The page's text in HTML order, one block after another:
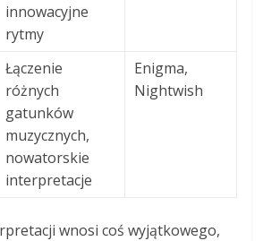
innowacyjne
rytmy
Łączenie
różnych
gatunków
muzycznych,
nowatorskie
interpretacje
Enigma,
Nightwish
wnosi coś wyjątkowego,